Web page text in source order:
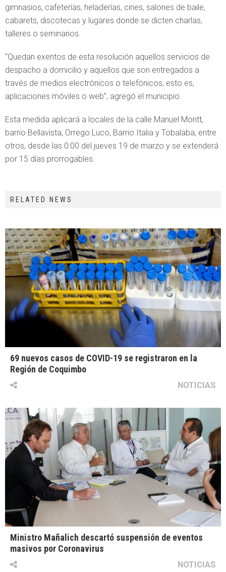
gimnasios, cafeterías, heladerías, cines, salones de baile,
cabarets, discotecas y lugares donde se dicten charlas,
talleres o seminarios.
“Quedan exentos de esta resolución aquellos servicios de
despacho a domicilio y aquellos que son entregados a
través de medios electrónicos o telefónicos, esto es,
aplicaciones móviles o web”, agregó el municipio.
Esta medida aplicará a locales de la calle Manuel Montt,
barrio Bellavista, Orrego Luco, Barrio Italia y Tobalaba, entre
otros, desde las 0:00 del jueves 19 de marzo y se extenderá
por 15 días prorrogables.
RELATED NEWS
69 nuevos casos de COVID-19 se registraron en la
Región de Coquimbo
NOTICIAS
Ministro Mañalich descartó suspensión de eventos
masivos por Coronavirus
NOTICIAS